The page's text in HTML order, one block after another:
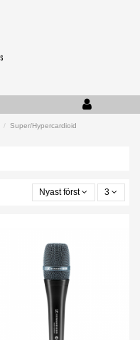
Super/Hypercardioid
Nyast först 3